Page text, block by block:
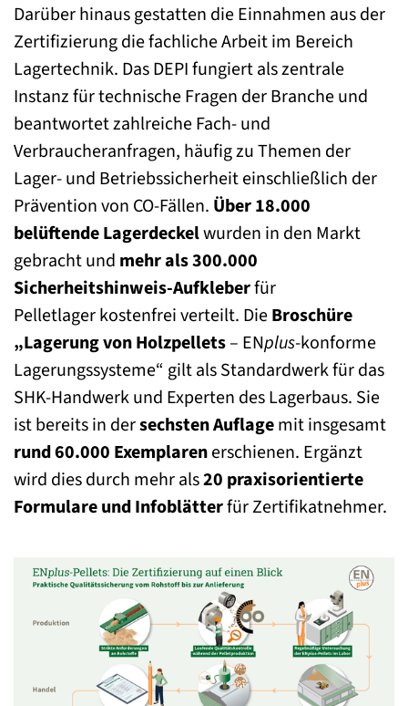
Darüber hinaus gestatten die Einnahmen aus der
Zertifizierung die fachliche Arbeit im Bereich
Lagertechnik. Das DEPI fungiert als zentrale
Instanz für technische Fragen der Branche und
beantwortet zahlreiche Fach- und
Verbraucheranfragen, häufig zu Themen der
Lager- und Betriebssicherheit einschließlich der
Prävention von CO-Fällen. Über 18.000
belüftende Lagerdeckelwurden in den Markt
gebracht und mehr als 300.000
Sicherheitshinweis-Aufkleberfür
Pelletlager kostenfrei verteilt. DieBroschüre
„Lagerung von Holzpellets– ENplus-konforme
Lagerungssysteme“ gilt als Standardwerk für das
SHK-Handwerk und Experten des Lagerbaus. Sie
ist bereits in dersechsten Auflagemit insgesamt
rund 60.000 Exemplarenerschienen. Ergänzt
wird dies durch mehr als20 praxisorientierte
Formulare und Infoblätterfür Zertifikatnehmer.